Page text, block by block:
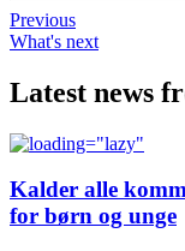
Previous
What's next
Latest news
Kalder alle
for børn og unge